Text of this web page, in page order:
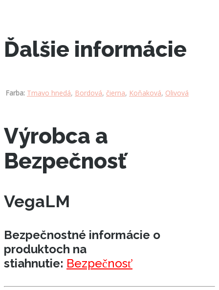
Ďalšie informácie
Farba: Tmavo hnedá, Bordová, čierna, Koňaková, Olivová
Výrobca a
Bezpečnosť
VegaLM
Bezpečnostné informácie o
produktoch na
stiahnutie: Bezpečnosť